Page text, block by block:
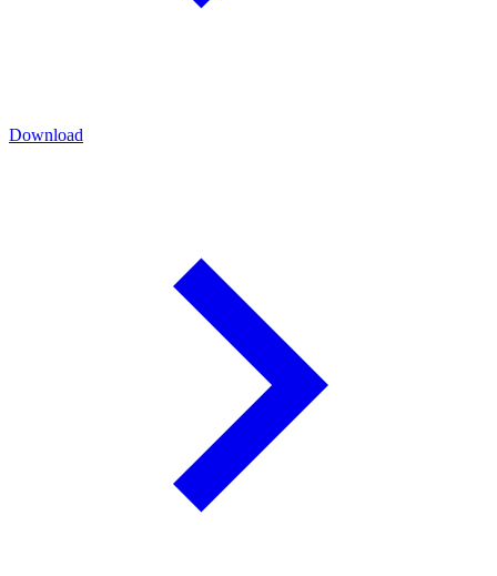
Download